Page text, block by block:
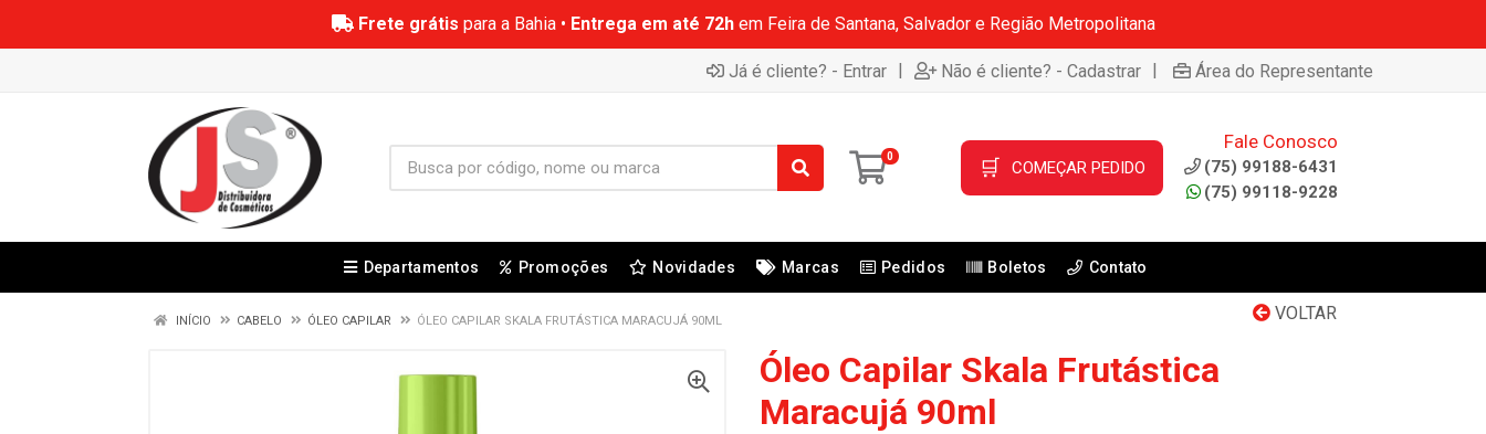
Frete grátis para a Bahia • Entrega em até 72hem Feira de Santana, Salvador e Região Metropolitana
Já é cliente? - Entrar | Não é cliente? - Cadastrar | Área do Representante
0 🛒 COMEÇAR PEDIDO
Fale Conosco
(75) 99188-6431
(75) 99118-9228
Departamentos Promoções Novidades Marcas Pedidos Boletos Contato
VOLTAR
INÍCIO CABELO ÓLEO CAPILAR ÓLEO CAPILAR SKALA FRUTÁSTICA MARACUJÁ 90ML
Óleo Capilar Skala Frutástica
Maracujá 90ml